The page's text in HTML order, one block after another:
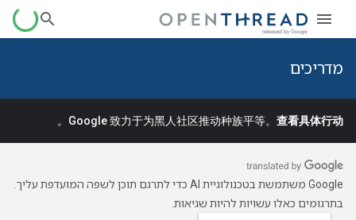
מדריכים
Google 致力于为黑人社区推动种族平等。 查看具体行动
。
‫Google משתמשת בטכנולוגיית AI כדי לתרגם תוכן לשפה המועדפת עליך.
בתרגומים כאלו עשויות להיות שגיאות.